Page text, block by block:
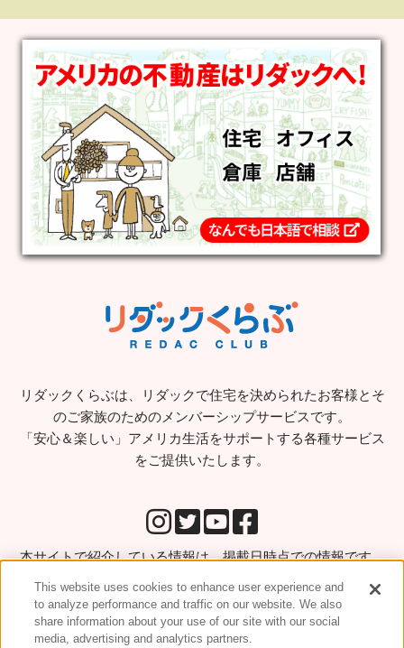
リダックくらぶは、リダックで住宅を決められたお客様とそ
のご家族のためのメンバーシップサービスです。
「安心＆楽しい」アメリカ生活をサポートする各種サービス
をご提供いたします。
本サイトで紹介している情報は、掲載日時点での情報です。
合わせをされることをお勧めします。
This website uses cookies to enhance user experience and
to analyze performance and traffic on our website. We also
share information about your use of our site with our social
media, advertising and analytics partners.